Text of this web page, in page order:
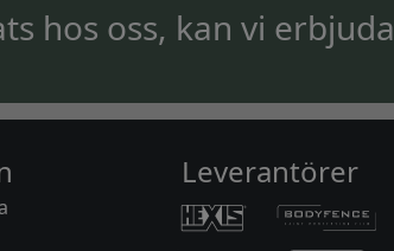
hos oss, kan vi erbjuda
Leverantörer